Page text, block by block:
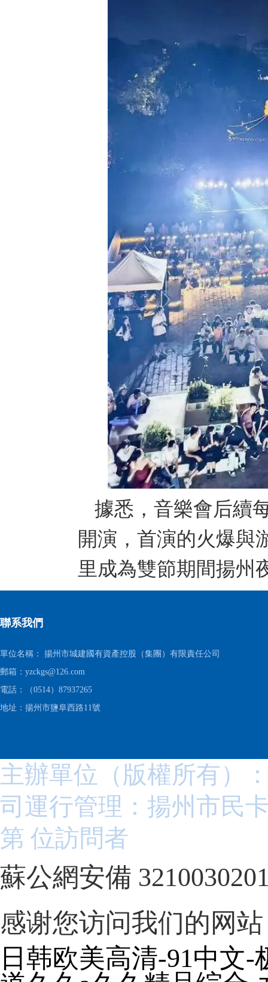
據悉，音樂會后續
開演，首演的火爆與
里成為雙節期間揚州
聯系我們
單位名稱： 揚州市城建國有資產控股（集團）有限責任公司
郵箱：yzckgs@126.com
電話：（0514）87937265
地址：揚州市鹽阜西路11號
主辦單位（版權所有）
司 運行管理：揚州市民
第 位訪問者
蘇公網安備
感谢您访问我们的网
日韩欧美高清-91中文